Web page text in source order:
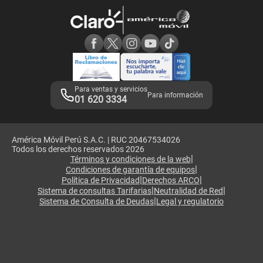
Consulta de IMEI
Consulta de reclamos
Adquirientes iPhone 6, 6S y SE
Mensaje de Seguridad
Términos y Condiciones de Tienda Claro
Libro de Reclamaciones
Legales de marketplace
Para ventas y servicios
01 620 3334 Para información
América Móvil Perú S.A.C. | RUC 20467534026
Todos los derechos reservados 2026
Términos y condiciones de la web|
Condiciones de garantía de equipos|
Política de Privacidad|Derechos ARCO|
Sistema de consultas Tarifarias|Neutralidad de Red|
Sistema de Consulta de Deudas|Legal y regulatorio